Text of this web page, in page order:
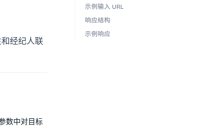
经纪人联
数中对目标
示例输入 URL
响应结构
示例响应